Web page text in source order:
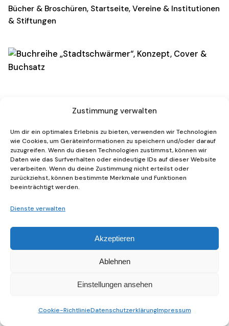
Zustimmung verwalten
Um dir ein optimales Erlebnis zu bieten, verwenden wir Technologien
wie Cookies, um Geräteinformationen zu speichern und/oder darauf
zuzugreifen. Wenn du diesen Technologien zustimmst, können wir
Daten wie das Surfverhalten oder eindeutige IDs auf dieser Website
verarbeiten. Wenn du deine Zustimmung nicht erteilst oder
zurückziehst, können bestimmte Merkmale und Funktionen
beeinträchtigt werden.
Dienste verwalten
Akzeptieren
Ablehnen
Einstellungen ansehen
Cookie-RichtlinieDatenschutzerklärungImpressum
Bücher & Broschüren Startseite Vereine & Institutionen
& Stiftungen